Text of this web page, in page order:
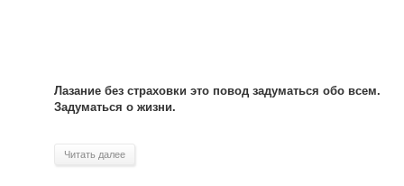
Лазание без страховки это повод задуматься обо всем.
Задуматься о жизни.
Читать далее